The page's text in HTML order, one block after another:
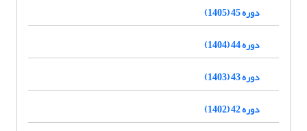
دوره 45 (1405)
دوره 44 (1404)
دوره 43 (1403)
دوره 42 (1402)